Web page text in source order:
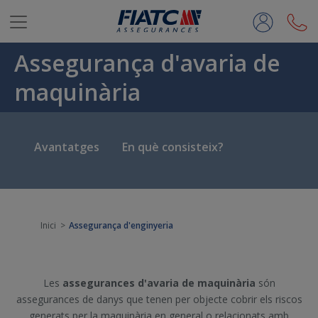
Salta al contingut principal
Assegurança d'avaria de
maquinària
Avantatges En què consisteix?
Inici Assegurança d'enginyeria
Les assegurances d'avaria de maquinària són
assegurances de danys que tenen per objecte cobrir els riscos